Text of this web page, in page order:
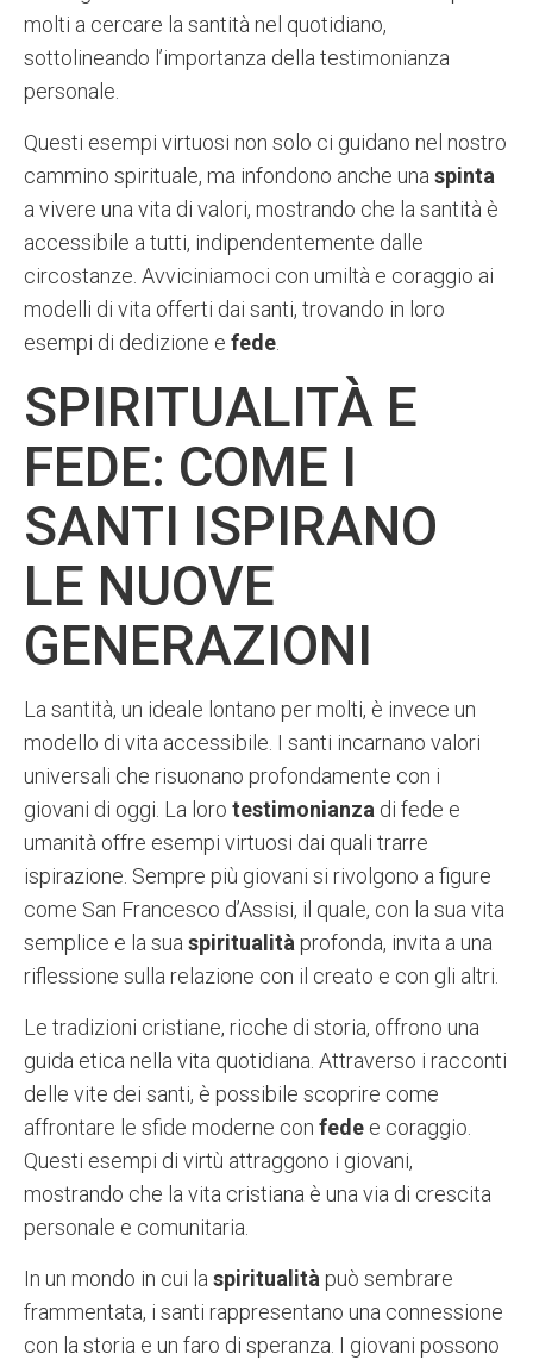
molti a cercare la santità nel quotidiano,
sottolineando l’importanza della testimonianza
personale.
Questi esempi virtuosi non solo ci guidano nel nostro
cammino spirituale, ma infondono anche una spinta
a vivere una vita di valori, mostrando che la santità è
accessibile a tutti, indipendentemente dalle
circostanze. Avviciniamoci con umiltà e coraggio ai
modelli di vita offerti dai santi, trovando in loro
esempi di dedizione e fede
SPIRITUALITÀ E
FEDE: COME I
SANTI ISPIRANO
LE NUOVE
GENERAZIONI
La santità, un ideale lontano per molti, è invece un
modello di vita accessibile. I santi incarnano valori
universali che risuonano profondamente con i
giovani di oggi. La loro testimonianza di fede e
umanità offre esempi virtuosi dai quali trarre
ispirazione. Sempre più giovani si rivolgono a figure
come San Francesco d’Assisi, il quale, con la sua vita
semplice e la sua spiritualità profonda, invita a una
riflessione sulla relazione con il creato e con gli altri.
Le tradizioni cristiane, ricche di storia, offrono una
guida etica nella vita quotidiana. Attraverso i racconti
delle vite dei santi, è possibile scoprire come
affrontare le sfide moderne con fede e coraggio.
Questi esempi di virtù attraggono i giovani,
mostrando che la vita cristiana è una via di crescita
personale e comunitaria.
In un mondo in cui la spiritualità può sembrare
frammentata, i santi rappresentano una connessione
con la storia e un faro di speranza. I giovani possono